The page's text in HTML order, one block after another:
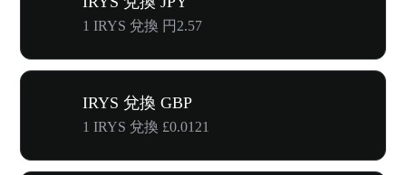
1 IRYS 兌換 円2.57
IRYS 兌換 GBP
1 IRYS 兌換 £0.0121